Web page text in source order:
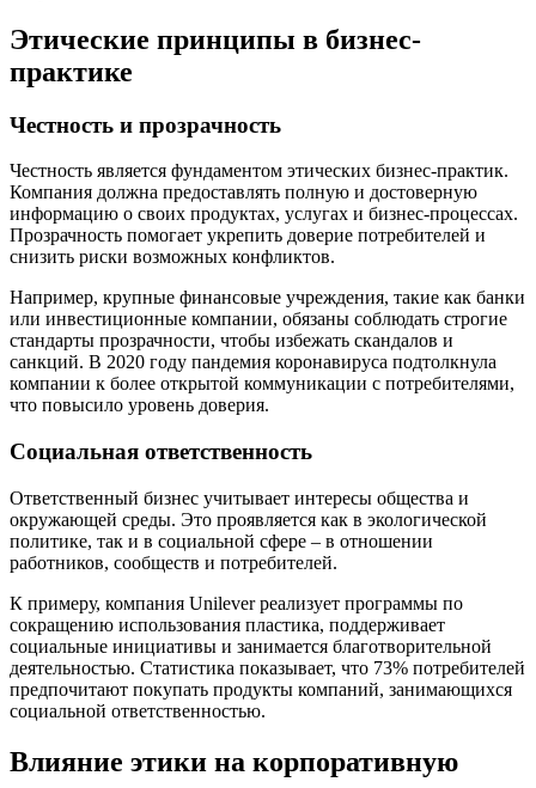
Этические принципы в бизнес-
практике
Честность и прозрачность
Честность является фундаментом этических бизнес-практик.
Компания должна предоставлять полную и достоверную
информацию о своих продуктах, услугах и бизнес-процессах.
Прозрачность помогает укрепить доверие потребителей и
снизить риски возможных конфликтов.
Например, крупные финансовые учреждения, такие как банки
или инвестиционные компании, обязаны соблюдать строгие
стандарты прозрачности, чтобы избежать скандалов и
санкций. В 2020 году пандемия коронавируса подтолкнула
компании к более открытой коммуникации с потребителями,
что повысило уровень доверия.
Социальная ответственность
Ответственный бизнес учитывает интересы общества и
окружающей среды. Это проявляется как в экологической
политике, так и в социальной сфере – в отношении
работников, сообществ и потребителей.
К примеру, компания Unilever реализует программы по
сокращению использования пластика, поддерживает
социальные инициативы и занимается благотворительной
деятельностью. Статистика показывает, что 73% потребителей
предпочитают покупать продукты компаний, занимающихся
социальной ответственностью.
Влияние этики на корпоративную